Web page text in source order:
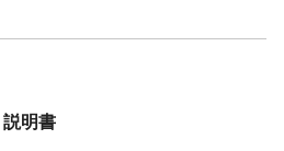
弱水流または手洗いコースで洗濯し
明書